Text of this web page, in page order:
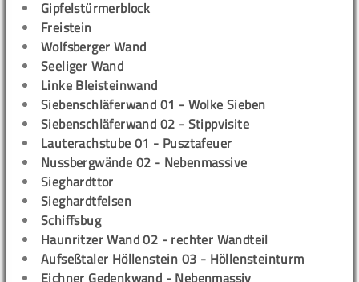
Gipfelstürmerblock
Freistein
Wolfsberger Wand
Seeliger Wand
Linke Bleisteinwand
Siebenschläferwand 01 - Wolke Sieben
Siebenschläferwand 02 - Stippvisite
Lauterachstube 01 - Pusztafeuer
Nussbergwände 02 - Nebenmassive
Sieghardttor
Sieghardtfelsen
Schiffsbug
Haunritzer Wand 02 - rechter Wandteil
Aufseßtaler Höllenstein 03 - Höllensteinturm
Eichner Gedenkwand - Nebenmassiv